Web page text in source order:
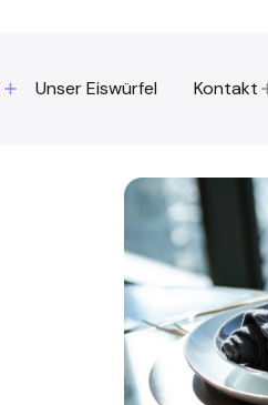
Unser Eiswürfel Kontakt